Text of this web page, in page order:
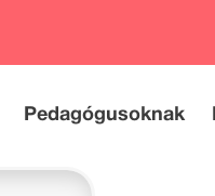
Pedagógusoknak